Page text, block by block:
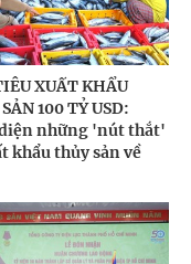
XUẤT KHẨU
100 TỶ USD:
những 'nút thắt'
khẩu thủy sản về